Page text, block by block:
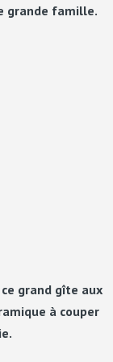
grande famille.
grand gîte aux
à couper